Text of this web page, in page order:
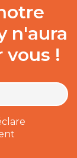
n'aura
vous !